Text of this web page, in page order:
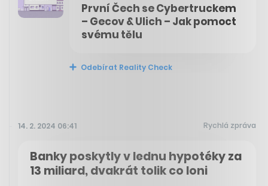
První Čech se Cybertruckem
– Gecov & Ulich – Jak pomoct
svému tělu
Odebírat Reality Check
14. 2. 2024 06:41 Rychlá zpráva
Banky poskytly v lednu hypotéky za
13 miliard, dvakrát tolik co loni